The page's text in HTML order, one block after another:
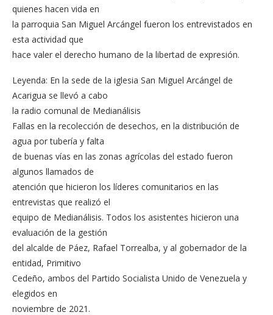
quienes hacen vida en
la parroquia San Miguel Arcángel fueron los entrevistados en
esta actividad que
hace valer el derecho humano de la libertad de expresión.
Leyenda: En la sede de la iglesia San Miguel Arcángel de
Acarigua se llevó a cabo
la radio comunal de Medianálisis
Fallas en la recolección de desechos, en la distribución de
agua por tubería y falta
de buenas vías en las zonas agrícolas del estado fueron
algunos llamados de
atención que hicieron los líderes comunitarios en las
entrevistas que realizó el
equipo de Medianálisis. Todos los asistentes hicieron una
evaluación de la gestión
del alcalde de Páez, Rafael Torrealba, y al gobernador de la
entidad, Primitivo
Cedeño, ambos del Partido Socialista Unido de Venezuela y
elegidos en
noviembre de 2021.